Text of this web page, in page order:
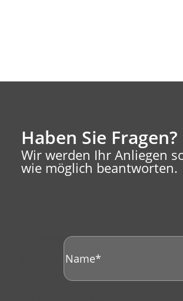
Haben Sie Fragen?
Wir werden Ihr Anliegen
wie möglich beantworten.